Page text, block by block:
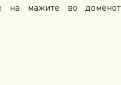
на мажите во